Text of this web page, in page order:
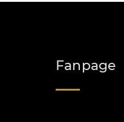
Fanpage